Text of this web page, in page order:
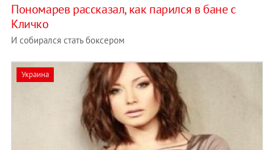
Пономарев рассказал, как парился в бане с
Кличко
И собирался стать боксером
Украина